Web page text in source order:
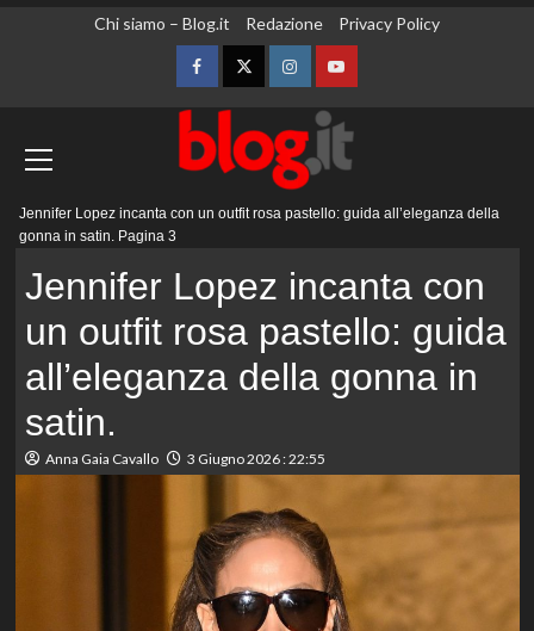
Chi siamo – Blog.it Redazione Privacy Policy
FacebookTwitterInstagramYouTube
principale
Jennifer Lopez incanta con un outfit rosa pastello: guida all’eleganza della
gonna in satin. Pagina 3
Jennifer Lopez incanta con
un outfit rosa pastello: guida
all’eleganza della gonna in
satin.
Anna Gaia Cavallo 3 Giugno 2026 : 22:55